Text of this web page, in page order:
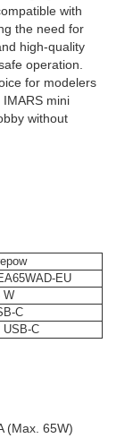
with
the need for
high-quality
operation.
for modelers
mini
without
EU
W
C
USB-C
(Max. 65W)